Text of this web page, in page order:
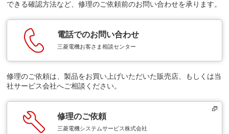
できる確認方法など、修理のご依頼前のお問い合わせを承ります。
電話でのお問い合わせ
三菱電機お客さま相談センター
修理のご依頼は、製品をお買い上げいただいた販売店、もしくは当
社サービス会社へご相談ください。
修理のご依頼
三菱電機システムサービス株式会社